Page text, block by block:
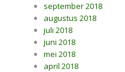
september 2018
augustus 2018
juli 2018
juni 2018
mei 2018
april 2018